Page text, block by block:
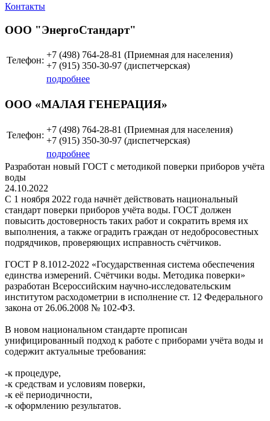
Контакты
ООО "ЭнергоСтандарт"
Телефон:
+7 (498) 764-28-81 (Приемная для населения)
+7 (915) 350-30-97 (диспетчерская)
подробнее
ООО «МАЛАЯ ГЕНЕРАЦИЯ»
Телефон:
+7 (498) 764-28-81 (Приемная для населения)
+7 (915) 350-30-97 (диспетчерская)
подробнее
Разработан новый ГОСТ с методикой поверки приборов учёта
воды
24.10.2022
С 1 ноября 2022 года начнёт действовать национальный
стандарт поверки приборов учёта воды. ГОСТ должен
повысить достоверность таких работ и сократить время их
выполнения, а также оградить граждан от недобросовестных
подрядчиков, проверяющих исправность счётчиков.
ГОСТ Р 8.1012-2022 «Государственная система обеспечения
единства измерений. Счётчики воды. Методика поверки»
разработан Всероссийским научно-исследовательским
институтом расходометрии в исполнение ст. 12 Федерального
закона от 26.06.2008 № 102-ФЗ.
В новом национальном стандарте прописан
унифицированный подход к работе с приборами учёта воды и
содержит актуальные требования:
-к процедуре,
-к средствам и условиям поверки,
-к её периодичности,
-к оформлению результатов.